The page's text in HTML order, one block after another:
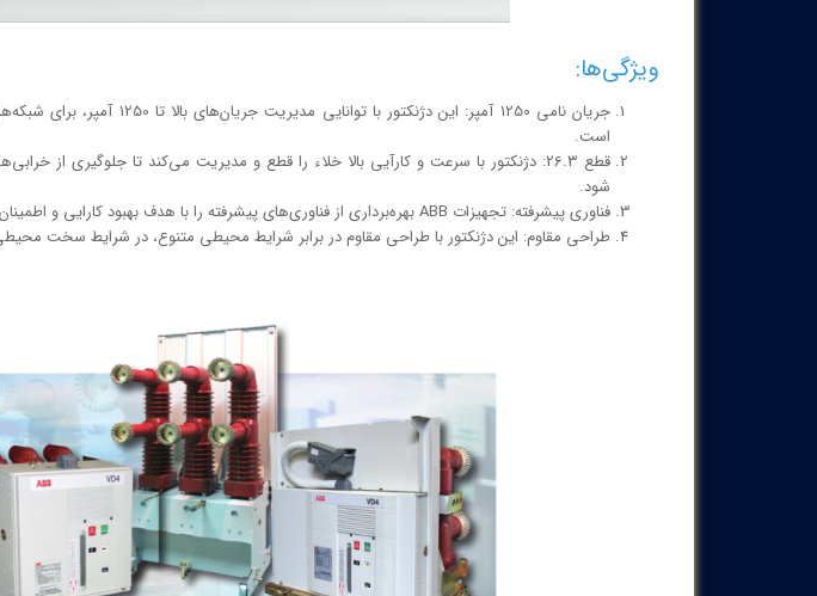
ویژگی‌ها:
جریان نامی 1250 آمپر: این دژنکتور با
است.
قطع 26.3: دژنکتور با سرعت و کارآیی بالا خلاء را قطع و مدیریت می‌کند تا جلوگیری از
شود.
فناوری پیشرفته: تجهیزات ABB بهره‌برداری از فناوری‌های پیشرفته را با هدف بهبود کارایی و اطمینان در عملکرد به کار می‌برد.
طراحی مقاوم: این دژنکتور با طراحی مقاوم در برابر شرایط محیطی متنوع، در شرایط سخت